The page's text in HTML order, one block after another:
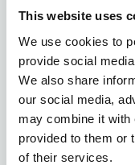
This website uses
We use cookies to
provide social
We also share
our social media,
may combine it with
provided to them or
of their services.
Sécurité
essentiel.
Variété au
de
Évolution